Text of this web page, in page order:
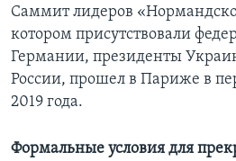
Саммит лидеров
котором присутствовали
Германии, президенты
России, прошел в Париже в
2019 года.
Формальные условия для